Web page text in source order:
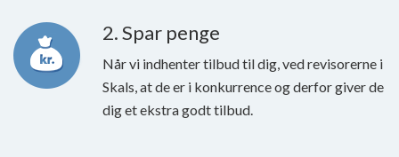
2. Spar penge
Når vi indhenter tilbud til dig, ved revisorerne i
Skals, at de er i konkurrence og derfor giver de
dig et ekstra godt tilbud.